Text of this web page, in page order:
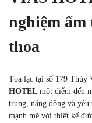
nghiệm ẩm
thoa
Tọa lạc tại số 179 Thùy
HOTEL một điểm đến
trung, năng động và
mạnh mẽ với thiết kế